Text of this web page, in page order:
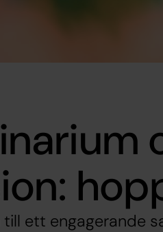
ett engagerande